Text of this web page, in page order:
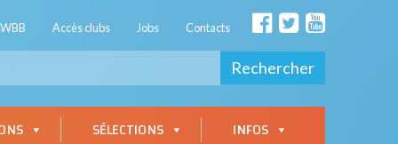
Accès clubs Jobs Contacts
Rechercher
SÉLECTIONS INFOS